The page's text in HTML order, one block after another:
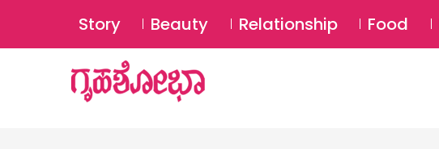
Story Beauty Relationship Food